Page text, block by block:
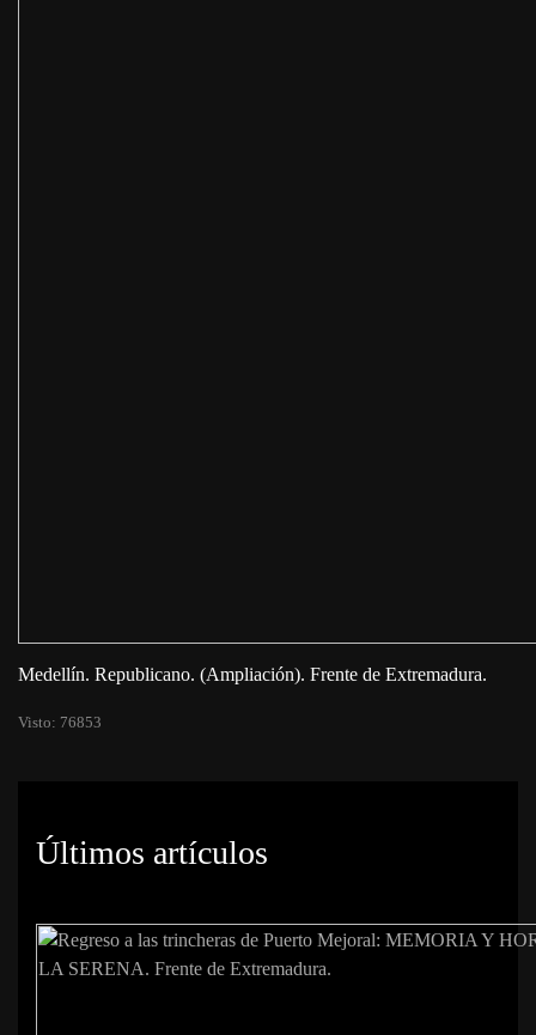
Medellín. Republicano. (Ampliación). Frente de Extremadura.
Visto: 76853
Últimos artículos